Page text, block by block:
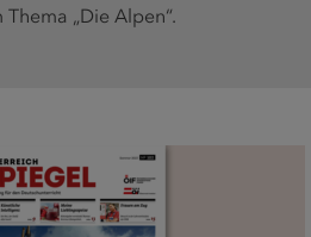
„Die Alpen“.